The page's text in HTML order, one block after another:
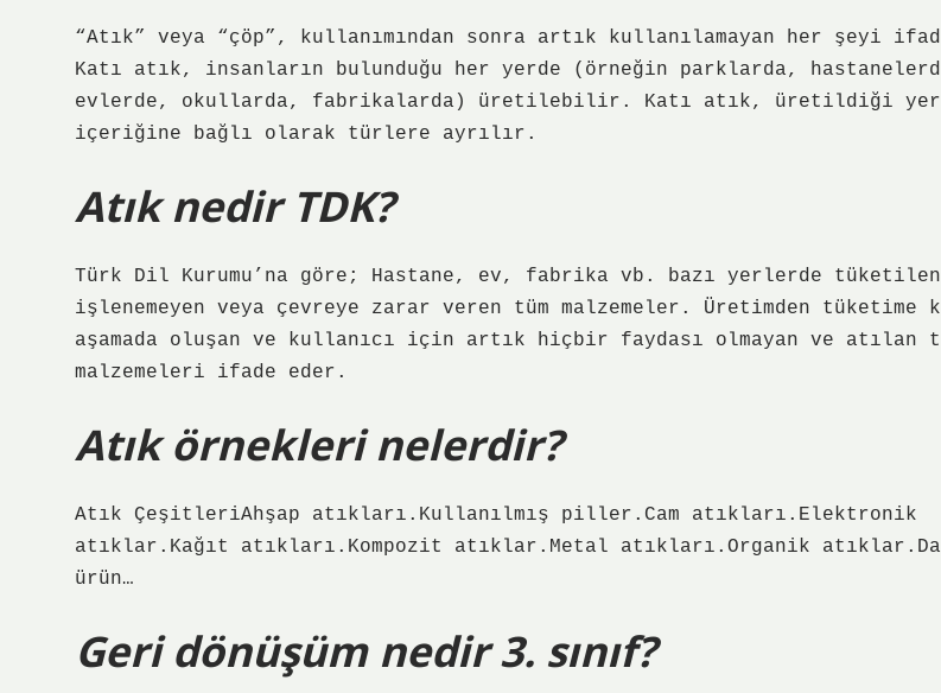
“Atık” veya “çöp”, kullanımından sonra artık kullanılamayan her şeyi
Katı atık, insanların bulunduğu her yerde (örneğin parklarda,
evlerde, okullarda, fabrikalarda) üretilebilir. Katı atık, üretildiği
içeriğine bağlı olarak türlere ayrılır.
Atık nedir TDK?
Türk Dil Kurumu’na göre; Hastane, ev, fabrika vb. bazı yerlerde
işlenemeyen veya çevreye zarar veren tüm malzemeler. Üretimden tüketime
aşamada oluşan ve kullanıcı için artık hiçbir faydası olmayan ve atılan
malzemeleri ifade eder.
Atık örnekleri nelerdir?
Atık ÇeşitleriAhşap atıkları.Kullanılmış piller.Cam atıkları.Elektronik
atıklar.Kağıt atıkları.Kompozit atıklar.Metal atıkları.Organik
ürün…
Geri dönüşüm nedir 3. sınıf?